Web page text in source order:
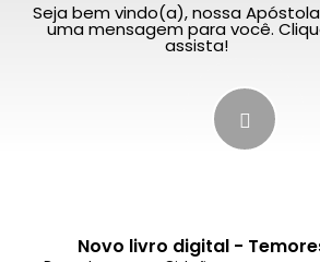
Seja bem vindo(a), nossa
uma mensagem para você.
assista!
Novo livro digital -